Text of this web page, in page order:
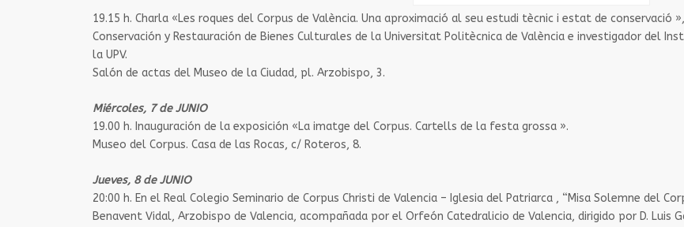
19.15 h. ​Charla «Les roques del Corpus de València. Una aproximació al seu estudi tècnic i estat de conservació
Conservación y Restauración de Bienes Culturales de la Universitat Politècnica de València e investigador del
la UPV.
Salón de actas del Museo de la Ciudad, pl. Arzobispo, 3.
Miércoles, 7 de JUNIO
19.00 h. Inauguración de la exposición «La imatge del Corpus. Cartells de la festa grossa ».
Museo del Corpus. Casa de las Rocas, c/ Roteros, 8.
Jueves, 8 de JUNIO
20:00 h.​ En el Real Colegio Seminario de Corpus Christi de Valencia – Iglesia del Patriarca , “Misa Solemne del
Benavent Vidal, Arzobispo de Valencia, acompañada por el Orfeón Catedralicio de Valencia, dirigido por D. Luis